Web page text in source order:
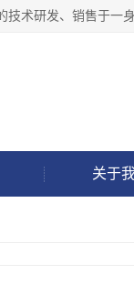
关于我